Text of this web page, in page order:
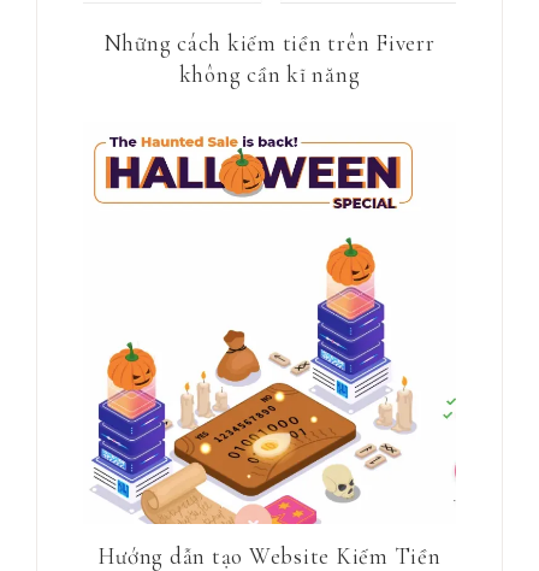
Những cách kiếm tiền trên Fiverr
không cần kĩ năng
Hướng dẫn tạo Website Kiếm Tiền